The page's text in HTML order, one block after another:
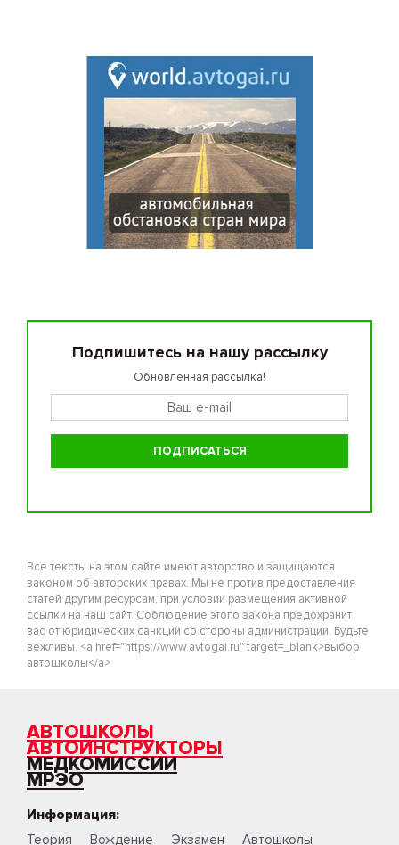
Подпишитесь на нашу рассылку
Обновленная рассылка!
Все тексты на этом сайте имеют авторство и защищаются
законом об авторских правах. Мы не против предоставления
статей другим ресурсам, при условии размещения активной
ссылки на наш сайт. Соблюдение этого закона предохранит
вас от юридических санкций со стороны администрации. Будьте
вежливы. <a href="https://www.avtogai.ru" target=_blank>выбор
автошколы</a>
АВТОШКОЛЫ
АВТОИНСТРУКТОРЫ
МЕДКОМИССИИ
МРЭО
Информация:
Теория
Вождение Экзамен Автошколы